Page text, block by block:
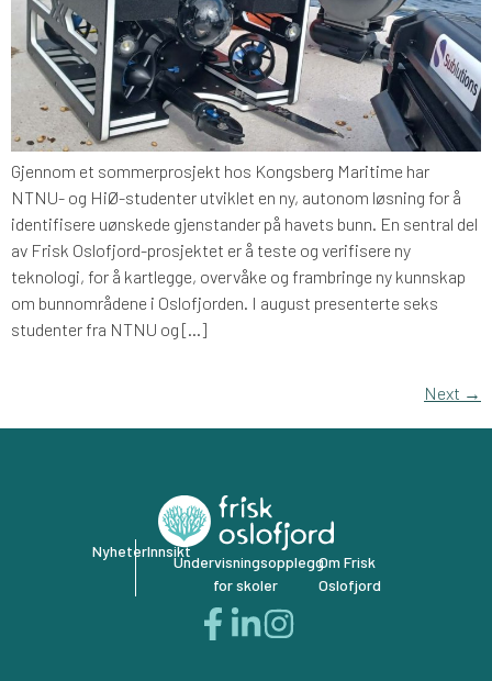
Gjennom et sommerprosjekt hos Kongsberg Maritime har
NTNU- og HiØ-studenter utviklet en ny, autonom løsning for å
identifisere uønskede gjenstander på havets bunn. En sentral del
av Frisk Oslofjord-prosjektet er å teste og verifisere ny
teknologi, for å kartlegge, overvåke og frambringe ny kunnskap
om bunnområdene i Oslofjorden. I august presenterte seks
studenter fra NTNU og […]
Next →
NyheterInnsikt
Undervisningsopplegg
for skoler
Om Frisk
Oslofjord